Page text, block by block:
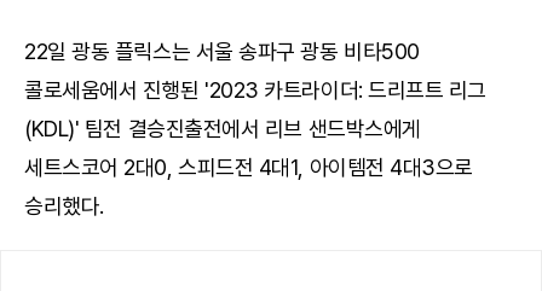
22일 광동 플릭스는 서울 송파구 광동 비타500
콜로세움에서 진행된 '2023 카트라이더: 드리프트 리그
(KDL)' 팀전 결승진출전에서 리브 샌드박스에게
세트스코어 2대0, 스피드전 4대1, 아이템전 4대3으로
승리했다.